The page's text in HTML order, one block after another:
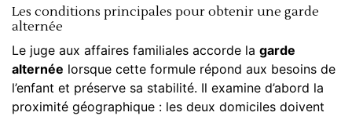
Les conditions principales pour obtenir une garde
alternée
Le juge aux affaires familiales accorde la garde
alternée lorsque cette formule répond aux besoins de
l’enfant et préserve sa stabilité. Il examine d’abord la
proximité géographique : les deux domiciles doivent